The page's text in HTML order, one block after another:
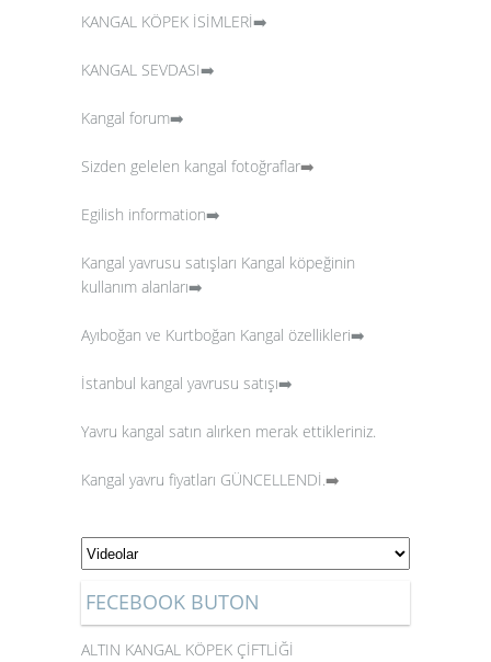
KANGAL KÖPEK İSİMLERİ➡️
KANGAL SEVDASI➡️
Kangal forum➡️
Sizden gelelen kangal fotoğraflar➡️
Egilish information➡️
Kangal yavrusu satışları Kangal köpeğinin
kullanım alanları➡️
Ayıboğan ve Kurtboğan Kangal özellikleri➡️
İstanbul kangal yavrusu satışı➡️
Yavru kangal satın alırken merak ettikleriniz.
Kangal yavru fiyatları GÜNCELLENDİ.➡️
FECEBOOK BUTON
ALTIN KANGAL KÖPEK ÇİFTLİĞİ